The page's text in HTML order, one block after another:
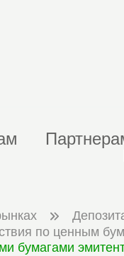
по ценным
бумагами